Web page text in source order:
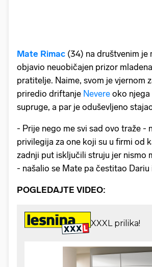
Mate Rimac (34) na društvenim je
objavio neuobičajen prizor
pratitelje. Naime, svom je vjernom
priredio driftanje Nevere oko njega
supruge, a par je oduševljeno
- Prije nego me svi sad ovo traže -
privilegija za one koji su u firmi od
zadnji put isključili struju jer nismo
- našalio se Mate pa čestitao Dariu
POGLEDAJTE VIDEO: